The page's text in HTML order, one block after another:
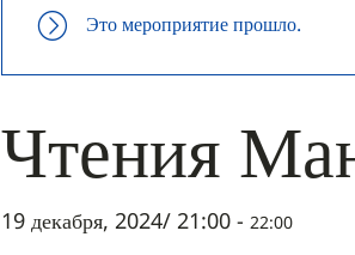
Это мероприятие прошло.
Чтения
19 декабря, 2024/ 21:00 - 22:00